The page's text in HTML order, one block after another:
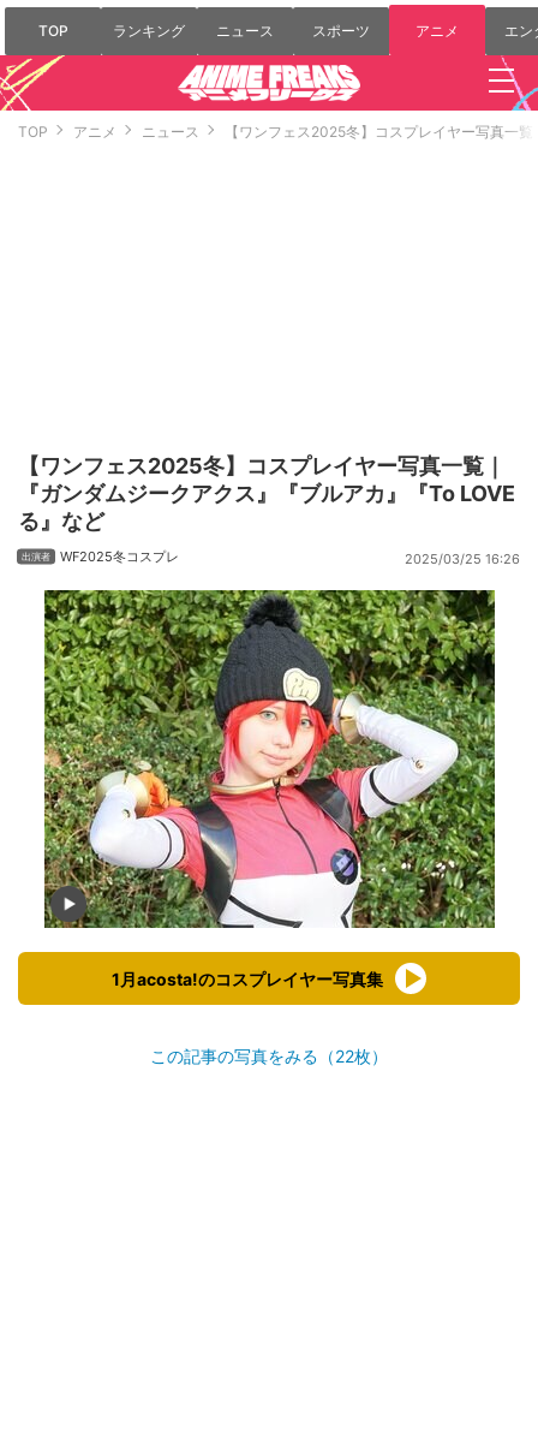
TOP ランキング ニュース スポーツ アニメ エン
TOP アニメ ニュース 【ワンフェス2025冬】コスプレイヤー写真一
【ワンフェス2025冬】コスプレイヤー写真一覧｜
『ガンダムジークアクス』『ブルアカ』『To LOVE
る』など
WF2025冬コスプレ 2025/03/25 16:26
1月acosta!のコスプレイヤー写真集
この記事の写真をみる（22枚）